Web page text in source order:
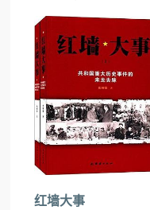
红墙大事